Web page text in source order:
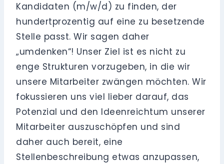
Kandidaten (m/w/d) zu finden, der
hundertprozentig auf eine zu besetzende
Stelle passt. Wir sagen daher
„umdenken“! Unser Ziel ist es nicht zu
enge Strukturen vorzugeben, in die wir
unsere Mitarbeiter zwängen möchten. Wir
fokussieren uns viel lieber darauf, das
Potenzial und den Ideenreichtum unserer
Mitarbeiter auszuschöpfen und sind
daher auch bereit, eine
Stellenbeschreibung etwas anzupassen,